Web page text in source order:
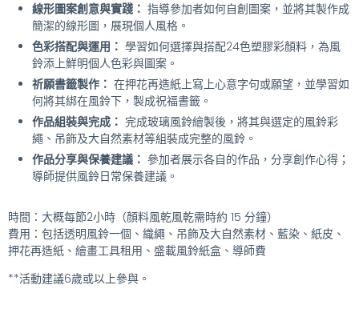
線形圖案創意與實踐： 指導參加者如何自創圖案，並將其製作成
簡潔的線形圖，展現個人風格。
色彩搭配與運用： 學習如何選擇與搭配24色塑膠彩顏料，為風
鈴添上鮮明個人色彩與圖案。
祈願書籤製作： 在押花再造紙上寫上心意字句或願望，並學習如
何將其綁在風鈴下，製成祝福書籤。
作品組裝與完成： 完成玻璃風鈴繪製後，將其與選定的風鈴彩
繩、吊飾及大自然素材等組裝成完整的風鈴。
作品分享與保養建議： 參加者展示各自的作品，分享創作心得；
導師提供風鈴日常保養建議。
時間：大概每節2小時（顏料風乾風乾需時約 15 分鐘）
費用：包括透明風鈴一個、織繩、吊飾及大自然素材、藍染、紙皮、
押花再造紙、繪畫工具租用、盛載風鈴紙盒、導師費
**活動建議6歲或以上參與。